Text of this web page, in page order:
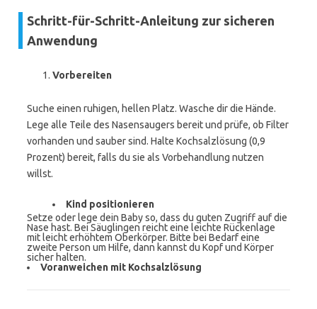
Schritt-für-Schritt-Anleitung zur sicheren
Anwendung
Vorbereiten
Suche einen ruhigen, hellen Platz. Wasche dir die Hände.
Lege alle Teile des Nasensaugers bereit und prüfe, ob Filter
vorhanden und sauber sind. Halte Kochsalzlösung (0,9
Prozent) bereit, falls du sie als Vorbehandlung nutzen
willst.
Kind positionieren
Setze oder lege dein Baby so, dass du guten Zugriff auf die
Nase hast. Bei Säuglingen reicht eine leichte Rückenlage
mit leicht erhöhtem Oberkörper. Bitte bei Bedarf eine
zweite Person um Hilfe, dann kannst du Kopf und Körper
sicher halten.
Voranweichen mit Kochsalzlösung